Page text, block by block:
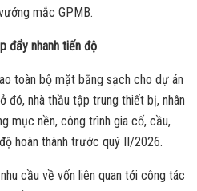
mắc GPMB.
đẩy nhanh tiến độ
toàn bộ mặt bằng sạch cho dự án
đó, nhà thầu tập trung thiết bị, nhân
mục nền, công trình gia cố, cầu,
hoàn thành trước quý II/2026.
cầu về vốn liên quan tới công tác